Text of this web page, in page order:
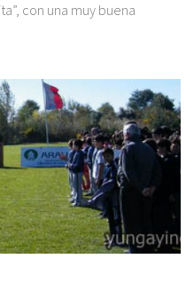
con una muy buena